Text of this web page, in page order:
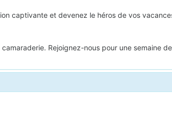
captivante et devenez le héros de vos
Rejoignez-nous pour une semaine